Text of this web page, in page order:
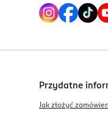
Przydatne
Jak złożyć